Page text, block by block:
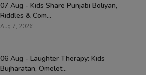
07 Aug - Kids Share Punjabi Boliyan,
Riddles & Com...
Aug 7, 2026
06 Aug - Laughter Therapy: Kids
Bujharatan, Omelet...